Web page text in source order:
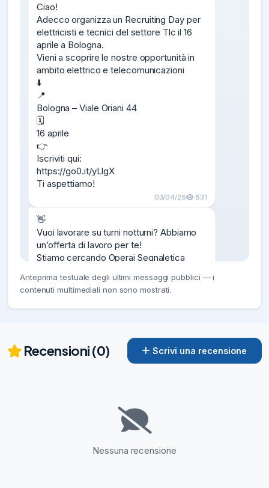
Ciao!
Adecco organizza un Recruiting Day per
elettricisti e tecnici del settore Tlc il 16
aprile a Bologna.
Vieni a scoprire le nostre opportunità in
ambito elettrico e telecomunicazioni
⬇️
📍
Bologna – Viale Oriani 44
🗓
16 aprile
👉
Iscriviti qui:
https://go0.it/yLlgX
Ti aspettiamo!
03/04/26 831
👋
Vuoi lavorare su turni notturni? Abbiamo
un’offerta di lavoro per te!
Stiamo cercando Operai Segnaletica
Non è richiesta esperienza pregressa, si
lavora dal lunedì al venerdì, disponibilità a
trasferte su tutto il territorio.
https://rcf.adecco.com/redirect?
shortId=MafGm
Hai maturato esperienza nel settore della
ristorazione? Abbiamo un’offerta di lavoro
Anteprima testuale degli ultimi messaggi pubblici — i
contenuti multimediali non sono mostrati.
Recensioni (0) Scrivi una recensione
Nessuna recensione